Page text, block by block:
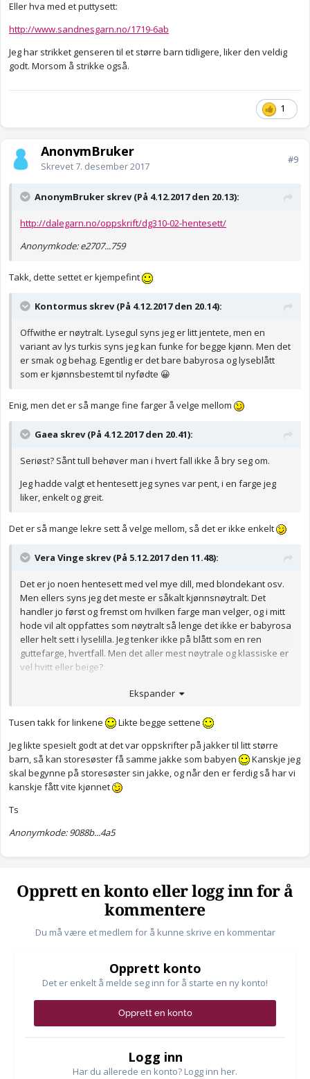
Eller hva med et puttysett:
http://www.sandnesgarn.no/1719-6ab
Jeg har strikket genseren til et større barn tidligere, liker den veldig
godt. Morsom å strikke også.
1
AnonymBruker
Skrevet7. desember 2017
#9
AnonymBruker skrev (På 4.12.2017 den 20.13):
http://dalegarn.no/oppskrift/dg310-02-hentesett/
Anonymkode: e2707...759
Takk, dette settet er kjempefint
Kontormus skrev (På 4.12.2017 den 20.14):
Offwithe er nøytralt. Lysegul syns jeg er litt jentete, men en
variant av lys turkis syns jeg kan funke for begge kjønn. Men det
er smak og behag. Egentlig er det bare babyrosa og lyseblått
som er kjønnsbestemt til nyfødte 😀
Enig, men det er så mange fine farger å velge mellom
Gaea skrev (På 4.12.2017 den 20.41):
Seriøst? Sånt tull behøver man i hvert fall ikke å bry seg om.
Jeg hadde valgt et hentesett jeg synes var pent, i en farge jeg
liker, enkelt og greit.
Det er så mange lekre sett å velge mellom, så det er ikke enkelt
Vera Vinge skrev (På 5.12.2017 den 11.48):
Det er jo noen hentesett med vel mye dill, med blondekant osv.
Men ellers syns jeg det meste er såkalt kjønnsnøytralt. Det
handler jo først og fremst om hvilken farge man velger, og i mitt
hode vil alt oppfattes som nøytralt så lenge det ikke er babyrosa
eller helt sett i lyselilla. Jeg tenker ikke på blått som en ren
guttefarge, hvertfall. Men det aller mest nøytrale og klassiske er
vel hvitt eller beige?
Jeg har så smått begynt å tenke på hva jeg vil strikke til
bleiebukse og en liten jakke, pluss lue i ulike toner av blek
sennepsgul/syrlig gul/off hvite i en eller annen form for
strukturmønster. Når noen nevner lysegult til hentesett er det
fort å tenke på sånn klassisk lysegul som typisk fins i babyull-
garn, men lysegult kan være så mangt.
Ellers syns jeg dette settet er ganske søtt, hvis du ser på bildet
http://www.sandnesgarn.no/1719-1a
Jeg har strikket genseren til et større barn tidligere, liker den
veldig godt. Morsom å strikke også.
Ekspander
Tusen takk for linkene
Likte begge settene
Jeg likte spesielt godt at det var oppskrifter på jakker til litt større
barn, så kan storesøster få samme jakke som babyen
Kanskje jeg
skal begynne på storesøster sin jakke, og når den er ferdig så har vi
kanskje fått vite kjønnet
Ts
Anonymkode: 9088b...4a5
Opprett en konto eller logg inn for å
kommentere
Du må være et medlem for å kunne skrive en kommentar
Opprett konto
Det er enkelt å melde seg inn for å starte en ny konto!
Opprett en konto
Logg inn
Har du allerede en konto? Logg inn her.